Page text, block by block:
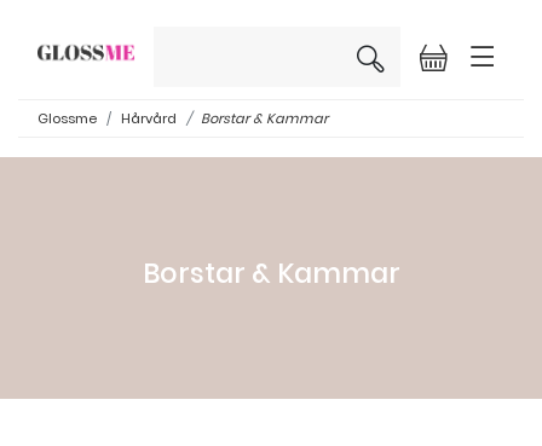
×
Glossme Hårvård Borstar & Kammar
Borstar & Kammar